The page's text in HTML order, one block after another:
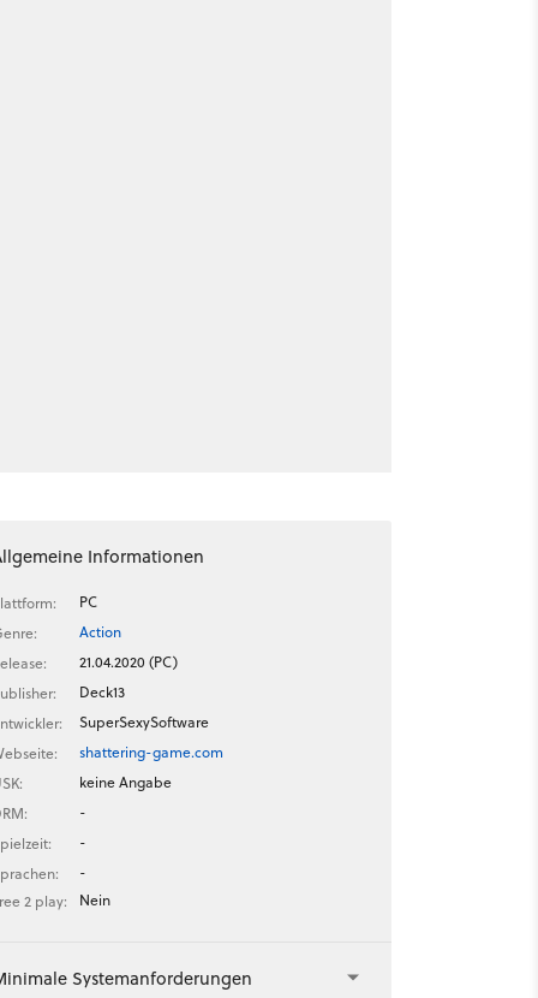
Informationen
PC
Action
21.04.2020 (PC)
Deck13
SuperSexySoftware
shattering-game.com
keine Angabe
-
-
-
2 play:
Nein
Systemanforderungen